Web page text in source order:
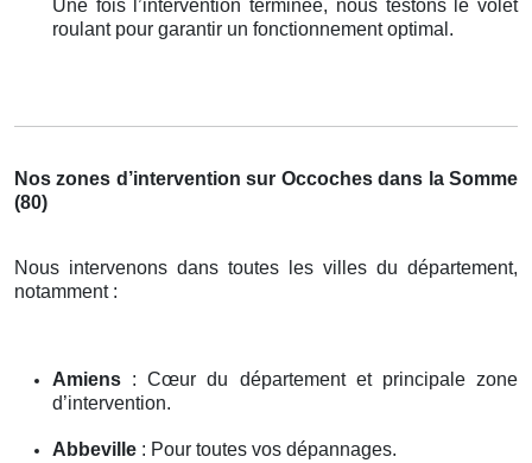
Une fois l’intervention terminée, nous testons le volet
roulant pour garantir un fonctionnement optimal.
Nos zones d’intervention sur Occoches dans la Somme
(80)
Nous intervenons dans toutes les villes du département,
notamment :
Amiens : Cœur du département et principale zone
d’intervention.
Abbeville : Pour toutes vos dépannages.